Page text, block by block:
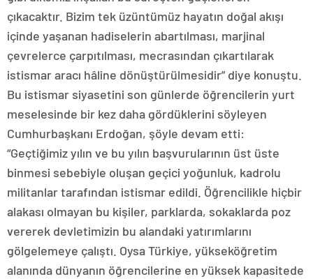
çıkacaktır. Bizim tek üzüntümüz hayatın doğal akışı
içinde yaşanan hadiselerin abartılması, marjinal
çevrelerce çarpıtılması, mecrasından çıkartılarak
istismar aracı hâline dönüştürülmesidir” diye konuştu.
Bu istismar siyasetini son günlerde öğrencilerin yurt
meselesinde bir kez daha gördüklerini söyleyen
Cumhurbaşkanı Erdoğan, şöyle devam etti:
“Geçtiğimiz yılın ve bu yılın başvurularının üst üste
binmesi sebebiyle oluşan geçici yoğunluk, kadrolu
militanlar tarafından istismar edildi. Öğrencilikle hiçbir
alakası olmayan bu kişiler, parklarda, sokaklarda poz
vererek devletimizin bu alandaki yatırımlarını
gölgelemeye çalıştı. Oysa Türkiye, yükseköğretim
alanında dünyanın öğrencilerine en yüksek kapasitede